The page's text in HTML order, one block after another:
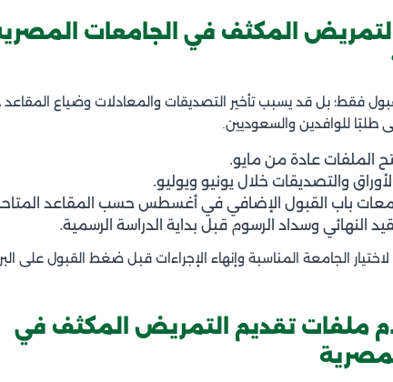
المكثف في الجامعات
فقط؛ بل قد يسبب تأخير التصديقات والمعادلات وضياع
طلبًا للوافدين والسعوديين.
الملفات عادة من مايو.
والتصديقات خلال يونيو ويوليو.
باب القبول الإضافي في أغسطس حسب المقاعد
النهائي وسداد الرسوم قبل بداية الدراسة الرسمية.
لاختيار الجامعة المناسبة وإنهاء الإجراءات قبل ضغط القبول على
ملفات تقديم التمريض المكثف في